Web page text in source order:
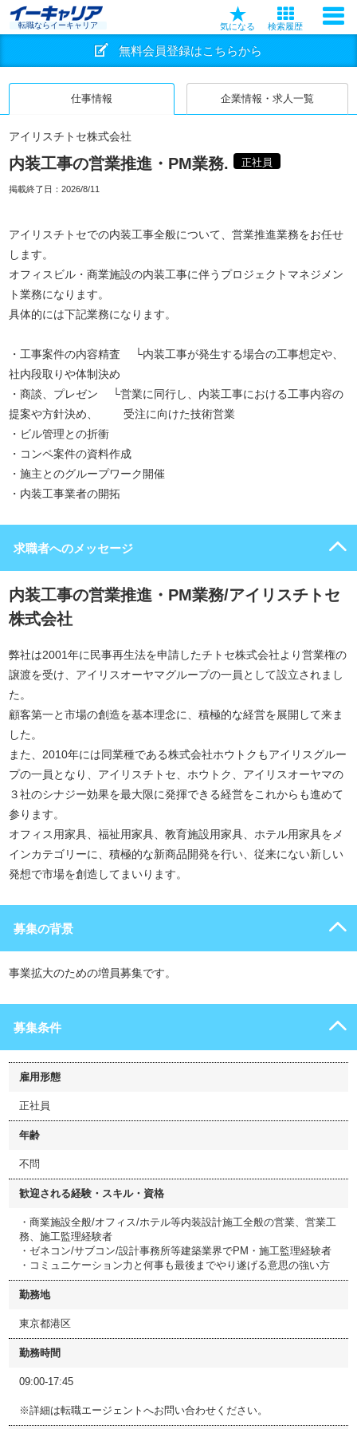
転職ならイーキャリア 気になる 検索履歴
無料会員登録はこちらから
仕事情報 企業情報・求人一覧
アイリスチトセ株式会社
内装工事の営業推進・PM業務. 正社員
掲載終了日： 2026/8/11
アイリスチトセでの内装工事全般について、営業推進業務をお任せ
します。
オフィスビル・商業施設の内装工事に伴うプロジェクトマネジメン
ト業務になります。
具体的には下記業務になります。
・工事案件の内容精査 └内装工事が発生する場合の工事想定や、
社内段取りや体制決め
・商談、プレゼン └営業に同行し、内装工事における工事内容の
提案や方針決め、 受注に向けた技術営業
・ビル管理との折衝
・コンペ案件の資料作成
・施主とのグループワーク開催
・内装工事業者の開拓
求職者へのメッセージ
内装工事の営業推進・PM業務/アイリスチトセ
株式会社
弊社は2001年に民事再生法を申請したチトセ株式会社より営業権の
譲渡を受け、アイリスオーヤマグループの一員として設立されまし
た。
顧客第一と市場の創造を基本理念に、積極的な経営を展開して来ま
した。
また、2010年には同業種である株式会社ホウトクもアイリスグルー
プの一員となり、アイリスチトセ、ホウトク、アイリスオーヤマの
３社のシナジー効果を最大限に発揮できる経営をこれからも進めて
参ります。
オフィス用家具、福祉用家具、教育施設用家具、ホテル用家具をメ
インカテゴリーに、積極的な新商品開発を行い、従来にない新しい
発想で市場を創造してまいります。
募集の背景
事業拡大のための増員募集です。
募集条件
雇用形態
正社員
年齢
不問
歓迎される経験・スキル・資格
・商業施設全般/オフィス/ホテル等内装設計施工全般の営業、営業工
務、施工監理経験者
・ゼネコン/サブコン/設計事務所等建築業界でPM・施工監理経験者
・コミュニケーション力と何事も最後までやり遂げる意思の強い方
勤務地
東京都港区
勤務時間
09:00-17:45
※詳細は転職エージェントへお問い合わせください。